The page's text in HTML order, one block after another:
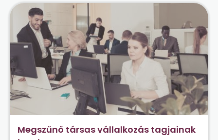
Megszűnő társas vállalkozás tagjainak